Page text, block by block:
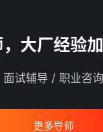
大厂经验
试辅导 / 职业咨
更多导师